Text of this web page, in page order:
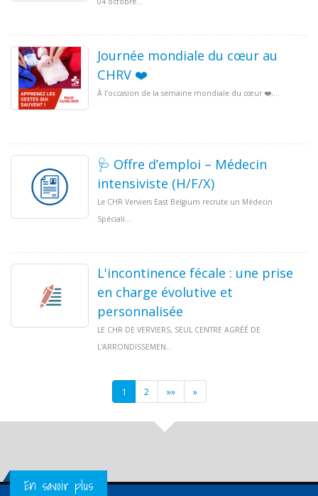
Journée mondiale du cœur au
CHRV ❤️
À l’occasion de la semaine mondiale du cœur ❤️,...
🩺 Offre d’emploi – Médecin
intensiviste (H/F/X)
Le CHR Verviers East Belgium recrute un Médecin
Spéciali...
L'incontinence fécale : une prise
en charge évolutive et
personnalisée
LE CHR DE VERVIERS, SEUL CENTRE AGRÉÉ DE
L'ARRONDISSEMEN...
1 2 »»Next»Next
Get in Touch
En savoir plus